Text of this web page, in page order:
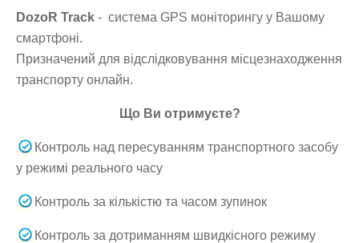
DozoR Track - система GPS моніторингу у Вашому
смартфоні.
Призначений для відслідковування місцезнаходження
транспорту онлайн.
Що Ви отримуєте?
Контроль над пересуванням транспортного засобу
у режимі реального часу
Контроль за кількістю та часом зупинок
Контроль за дотриманням швидкісного режиму